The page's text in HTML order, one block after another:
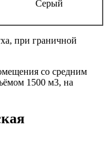
Серый
при граничной
со средним
1500 м3, на